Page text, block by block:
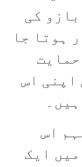
کی
ہوتا جا
اپنی اس
کی مہم اس
ایک